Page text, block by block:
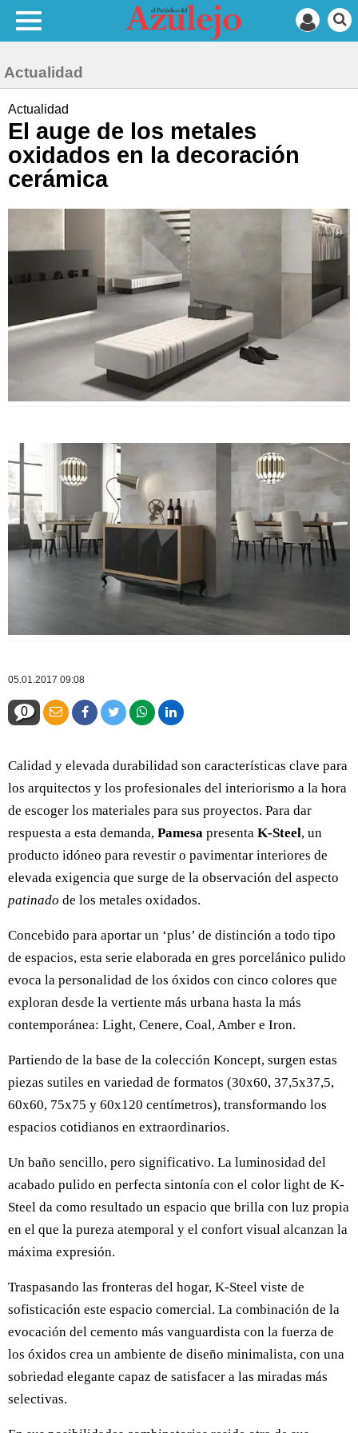
Actualidad
Actualidad
El auge de los metales
oxidados en la decoración
cerámica
05.01.2017 09:08
0
Calidad y elevada durabilidad son características clave para
los arquitectos y los profesionales del interiorismo a la hora
de escoger los materiales para sus proyectos. Para dar
respuesta a esta demanda, Pamesa presenta K-Steel, un
producto idóneo para revestir o pavimentar interiores de
elevada exigencia que surge de la observación del aspecto
patinado de los metales oxidados.
Concebido para aportar un ‘plus’ de distinción a todo tipo
de espacios, esta serie elaborada en gres porcelánico pulido
evoca la personalidad de los óxidos con cinco colores que
exploran desde la vertiente más urbana hasta la más
contemporánea: Light, Cenere, Coal, Amber e Iron.
Partiendo de la base de la colección Koncept, surgen estas
piezas sutiles en variedad de formatos (30x60, 37,5x37,5,
60x60, 75x75 y 60x120 centímetros), transformando los
espacios cotidianos en extraordinarios.
Un baño sencillo, pero significativo. La luminosidad del
acabado pulido en perfecta sintonía con el color light de K-
Steel da como resultado un espacio que brilla con luz propia
en el que la pureza atemporal y el confort visual alcanzan la
máxima expresión.
Traspasando las fronteras del hogar, K-Steel viste de
sofisticación este espacio comercial. La combinación de la
evocación del cemento más vanguardista con la fuerza de
los óxidos crea un ambiente de diseño minimalista, con una
sobriedad elegante capaz de satisfacer a las miradas más
selectivas.